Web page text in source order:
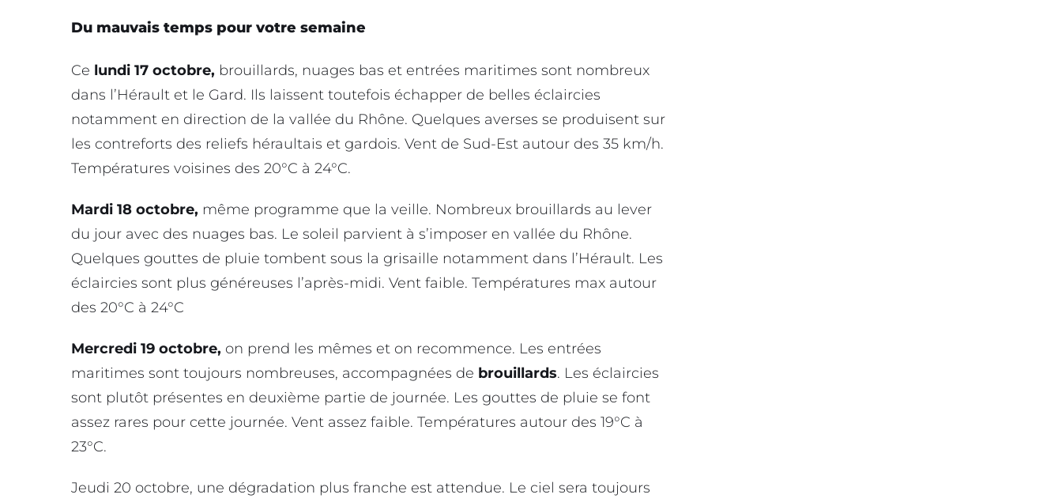
Du mauvais temps pour votre semaine
Ce lundi 17 octobre, brouillards, nuages bas et entrées maritimes sont nombreux
dans l’Hérault et le Gard. Ils laissent toutefois échapper de belles éclaircies
notamment en direction de la vallée du Rhône. Quelques averses se produisent sur
les contreforts des reliefs héraultais et gardois. Vent de Sud-Est autour des 35 km/h.
Températures voisines des 20°C à 24°C.
Mardi 18 octobre, même programme que la veille. Nombreux brouillards au lever
du jour avec des nuages bas. Le soleil parvient à s’imposer en vallée du Rhône.
Quelques gouttes de pluie tombent sous la grisaille notamment dans l’Hérault. Les
éclaircies sont plus généreuses l’après-midi. Vent faible. Températures max autour
des 20°C à 24°C
Mercredi 19 octobre, on prend les mêmes et on recommence. Les entrées
maritimes sont toujours nombreuses, accompagnées de brouillards. Les éclaircies
sont plutôt présentes en deuxième partie de journée. Les gouttes de pluie se font
assez rares pour cette journée. Vent assez faible. Températures autour des 19°C à
23°C.
Jeudi 20 octobre, une dégradation plus franche est attendue. Le ciel sera toujours